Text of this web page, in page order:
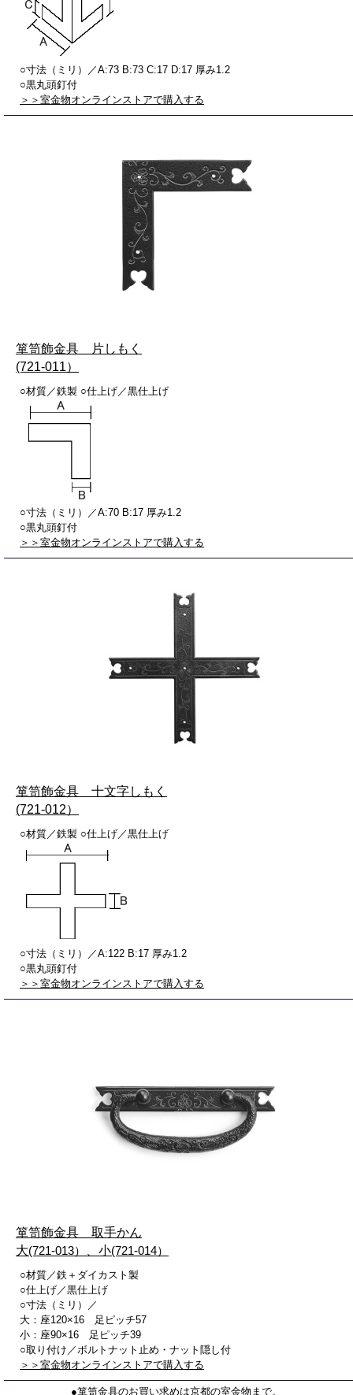
○寸法（ミリ）／A:73 B:73 C:17 D:17 厚み1.2
○黒丸頭釘付
＞＞室金物オンラインストアで購入する
箪笥飾金具 片しもく
(721-011）
○材質／鉄製 ○仕上げ／黒仕上げ
○寸法（ミリ）／A:70 B:17 厚み1.2
○黒丸頭釘付
＞＞室金物オンラインストアで購入する
箪笥飾金具 十文字しもく
(721-012）
○材質／鉄製 ○仕上げ／黒仕上げ
○寸法（ミリ）／A:122 B:17 厚み1.2
○黒丸頭釘付
＞＞室金物オンラインストアで購入する
箪笥飾金具 取手かん
大(721-013） 、小(721-014）
○材質／鉄＋ダイカスト製
○仕上げ／黒仕上げ
○寸法（ミリ）／
大：座120×16 足ピッチ57
小：座90×16 足ピッチ39
○取り付け／ボルトナット止め・ナット隠し付
＞＞室金物オンラインストアで購入する
●箪笥金具のお買い求めは京都の室金物まで。